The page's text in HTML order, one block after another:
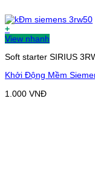
+
View nhanh
Soft starter SIRIUS
Khởi Động Mềm
1.000 VNĐ